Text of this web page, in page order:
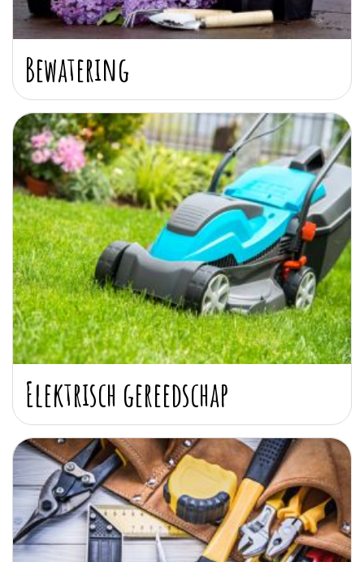
Bewatering
Elektrisch gereedschap